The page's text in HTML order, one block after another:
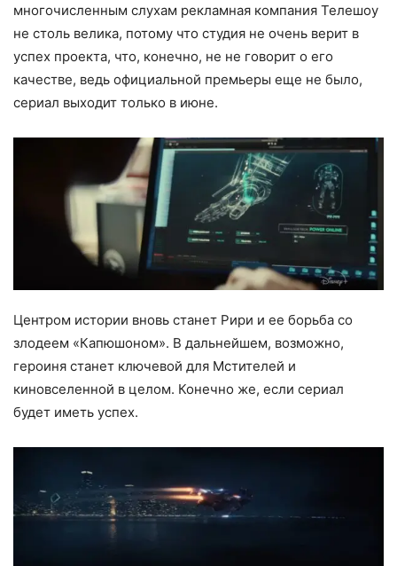
многочисленным слухам рекламная компания Телешоу
не столь велика, потому что студия не очень верит в
успех проекта, что, конечно, не не говорит о его
качестве, ведь официальной премьеры еще не было,
сериал выходит только в июне.
Центром истории вновь станет Рири и ее борьба со
злодеем «Капюшоном». В дальнейшем, возможно,
героиня станет ключевой для Мстителей и
киновселенной в целом. Конечно же, если сериал
будет иметь успех.